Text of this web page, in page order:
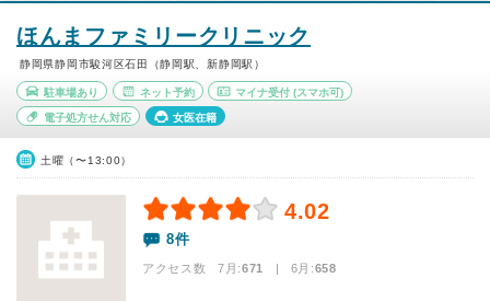
ほんまファミリークリニック
静岡県静岡市駿河区石田（静岡駅、新静岡駅）
駐車場あり ネット予約 マイナ受付 (スマホ可)
電子処方せん対応 女医在籍
土曜（〜13:00）
4.02
8件
アクセス数 7月:671 | 6月:658